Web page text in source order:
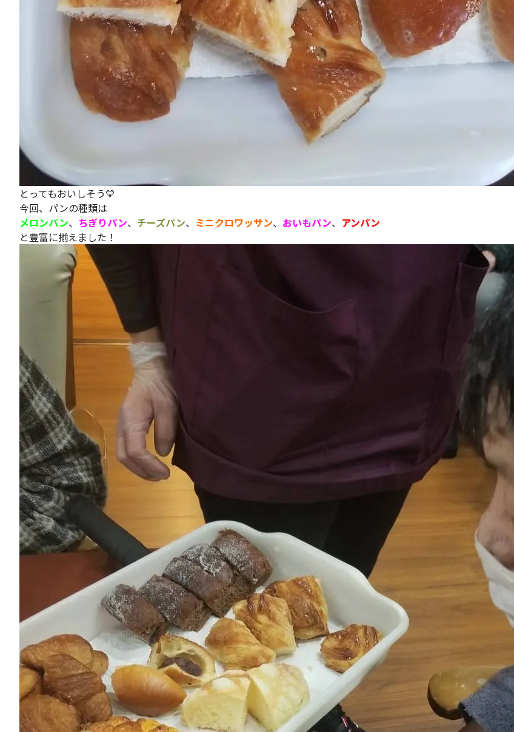
とってもおいしそう💛
今回、パンの種類は
メロンパン、 ちぎりパン、 チーズパン、 ミニクロワッサン、 おいもパン、 アンパン
と豊富に揃えました！